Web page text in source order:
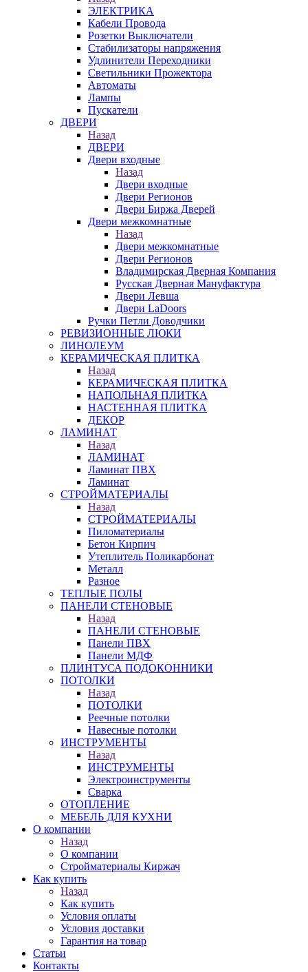
ЭЛЕКТРИКА
Кабели Провода
Розетки Выключатели
Стабилизаторы напряжения
Удлинители Переходники
Светильники Прожектора
Автоматы
Лампы
Пускатели
ДВЕРИ
Назад
ДВЕРИ
Двери входные
Назад
Двери входные
Двери Регионов
Двери Биржа Дверей
Двери межкомнатные
Назад
Двери межкомнатные
Двери Регионов
Владимирская Дверная Компания
Русская Дверная Мануфактура
Двери Левша
Двери LaDoors
Ручки Петли Доводчики
РЕВИЗИОННЫЕ ЛЮКИ
ЛИНОЛЕУМ
КЕРАМИЧЕСКАЯ ПЛИТКА
Назад
КЕРАМИЧЕСКАЯ ПЛИТКА
НАПОЛЬНАЯ ПЛИТКА
НАСТЕННАЯ ПЛИТКА
ДЕКОР
ЛАМИНАТ
Назад
ЛАМИНАТ
Ламинат ПВХ
Ламинат
СТРОЙМАТЕРИАЛЫ
Назад
СТРОЙМАТЕРИАЛЫ
Пиломатериалы
Бетон Кирпич
Утеплитель Поликарбонат
Металл
Разное
ТЕПЛЫЕ ПОЛЫ
ПАНЕЛИ СТЕНОВЫЕ
Назад
ПАНЕЛИ СТЕНОВЫЕ
Панели ПВХ
Панели МДФ
ПЛИНТУСА ПОДОКОННИКИ
ПОТОЛКИ
Назад
ПОТОЛКИ
Реечные потолки
Навесные потолки
ИНСТРУМЕНТЫ
Назад
ИНСТРУМЕНТЫ
Электроинструменты
Сварка
ОТОПЛЕНИЕ
МЕБЕЛЬ ДЛЯ КУХНИ
О компании
Назад
О компании
Стройматериалы Киржач
Как купить
Назад
Как купить
Условия оплаты
Условия доставки
Гарантия на товар
Статьи
Контакты